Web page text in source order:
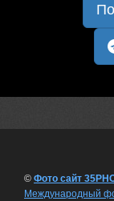
© Фото сайт
Международный